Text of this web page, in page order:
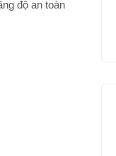
độ an toàn
Dạy & Học Ngôn Ngữ